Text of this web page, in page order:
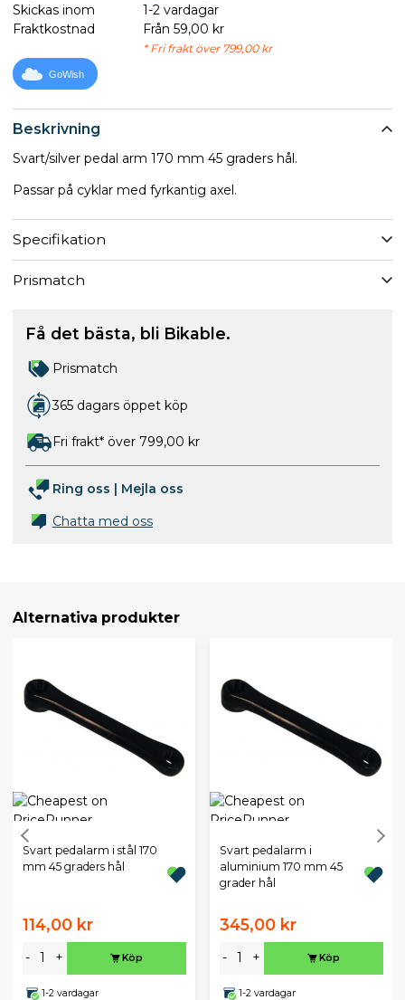
Beskrivning
Svart/silver pedal arm 170 mm 45 graders hål.
Passar på cyklar med fyrkantig axel.
Specifikation
Prismatch
Skickas inom
1-2 vardagar
Fraktkostnad
Från 59,00 kr
* Fri frakt över 799,00 kr
GoWish
Få det bästa, bli Bikable.
Prismatch
365 dagars öppet köp
Fri frakt* över 799,00 kr
Ring oss | Mejla oss
Chatta med oss
Alternativa produkter
Svart pedalarm i stål 170
mm 45 graders hål
114,00 kr
- + Köp
1-2 vardagar
Svart pedalarm i
aluminium 170 mm 45
grader hål
345,00 kr
- + Köp
1-2 vardagar